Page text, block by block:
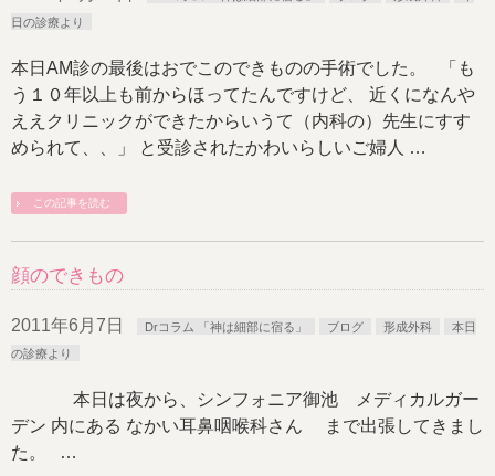
日の診療より
本日AM診の最後はおでこのできものの手術でした。 「も
う１０年以上も前からほってたんですけど、 近くになんや
ええクリニックができたからいうて（内科の）先生にすす
められて、、」 と受診されたかわいらしいご婦人 …
この記事を読む
顔のできもの
2011年6月7日 Drコラム 「神は細部に宿る」 ブログ 形成外科
本日
の診療より
本日は夜から、シンフォニア御池 メディカルガー
デン 内にある なかい耳鼻咽喉科さん まで出張してきまし
た。 …